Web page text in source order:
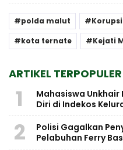
polda malut Korupsi
kota ternate
Kejati
ARTIKEL TERPOPULER
1
Mahasiswa
Diri di Indekos
2
Polisi Gagalkan
Pelabuhan Ferry